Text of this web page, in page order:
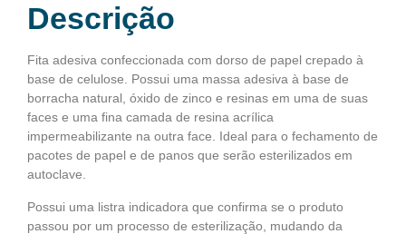
Descrição
Fita adesiva confeccionada com dorso de papel crepado à
base de celulose. Possui uma massa adesiva à base de
borracha natural, óxido de zinco e resinas em uma de suas
faces e uma fina camada de resina acrílica
impermeabilizante na outra face. Ideal para o fechamento de
pacotes de papel e de panos que serão esterilizados em
autoclave.
Possui uma listra indicadora que confirma se o produto
passou por um processo de esterilização, mudando da